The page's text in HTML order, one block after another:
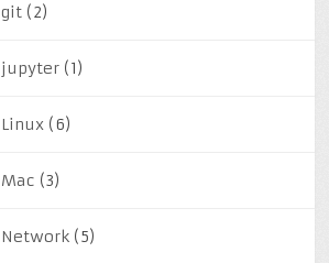
git (2)
jupyter (1)
Linux (6)
Mac (3)
Network (5)